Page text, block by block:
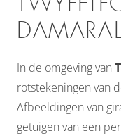
In de omgeving van
rotstekeningen van
Afbeeldingen van
getuigen van een